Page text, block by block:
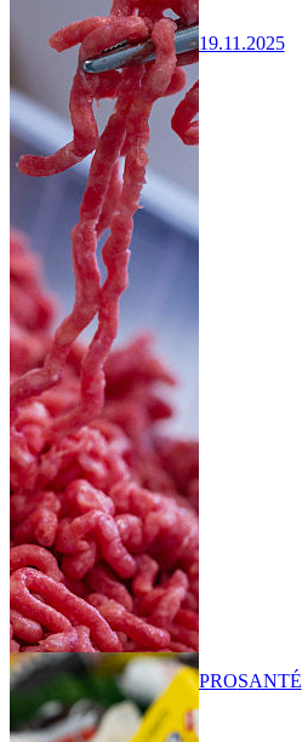
19.11.2025
PROSANTÉ